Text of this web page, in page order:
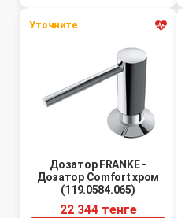
Уточните
Дозатор FRANKE -
Дозатор Comfort хром
(119.0584.065)
22 344 тенге